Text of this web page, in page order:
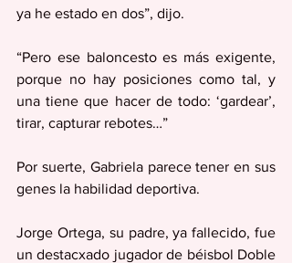
ya he estado en dos”, dijo.
“Pero ese baloncesto es más exigente,
porque no hay posiciones como tal, y
una tiene que hacer de todo: ‘gardear’,
tirar, capturar rebotes…”
Por suerte, Gabriela parece tener en sus
genes la habilidad deportiva.
Jorge Ortega, su padre, ya fallecido, fue
un destacxado jugador de béisbol Doble